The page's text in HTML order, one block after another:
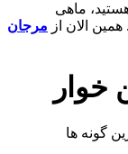
ماهی
الان از مرجان
خوار
گونه ها